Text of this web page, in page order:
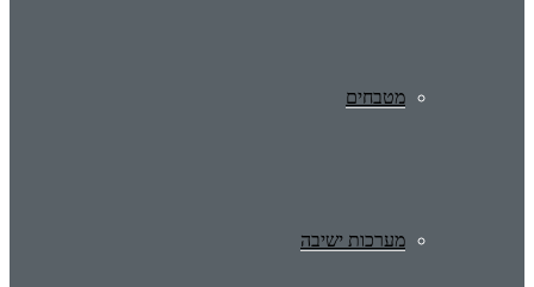
מטבחים
מערכות ישיבה